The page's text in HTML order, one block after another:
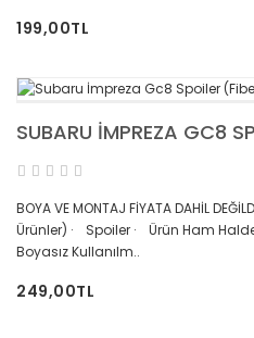
199,00TL
SUBARU İMPREZA GC8
BOYA VE MONTAJ FİYATA DAHİL
Ürünler) · Spoiler · Ürün Ham
Boyasız Kullanılm..
249,00TL